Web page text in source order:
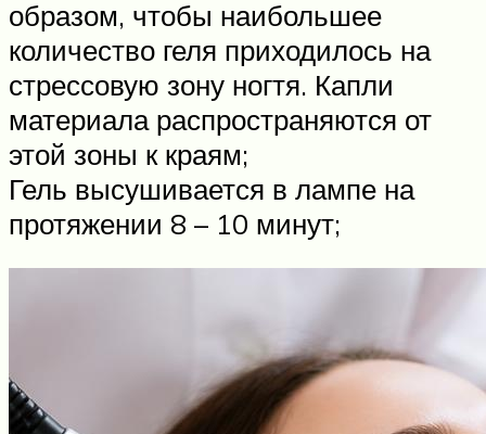
образом, чтобы наибольшее
количество геля приходилось на
стрессовую зону ногтя. Капли
материала распространяются от
этой зоны к краям;
Гель высушивается в лампе на
протяжении 8 – 10 минут;